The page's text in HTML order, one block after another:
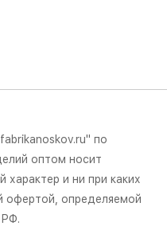
по
оптом носит
и ни при каких
офертой, определяемой
РФ.